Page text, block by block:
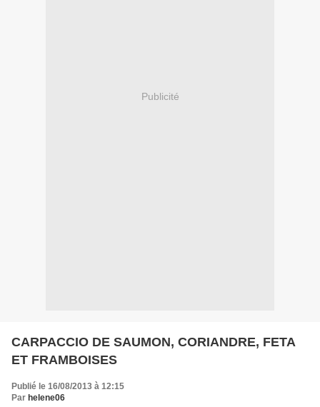
Publicité
CARPACCIO DE SAUMON, CORIANDRE, FETA
ET FRAMBOISES
Publié le 16/08/2013 à 12:15
Par helene06